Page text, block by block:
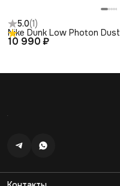
5.0(1)
10 990 ₽
Nike Dunk Low Photon Dust